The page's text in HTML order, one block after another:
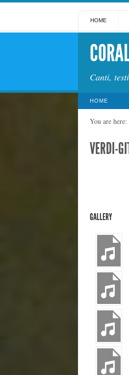
HOME
Canti,
HOME
You are here:
VERDI-
GALLERY